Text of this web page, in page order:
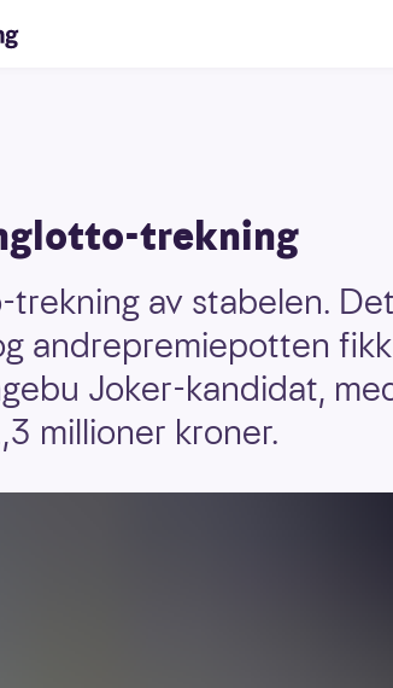
trekning
av stabelen.
andrepremiepotten
Joker-kandidat,
millioner kroner.